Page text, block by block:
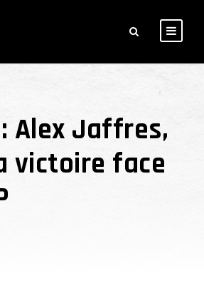
: Alex Jaffres,
victoire face